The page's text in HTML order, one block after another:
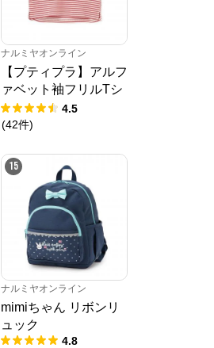
ナルミヤオンライン
【プティプラ】アルフ
ァベット袖フリルTシ
ャツ
4.5
(42件)
15
ナルミヤオンライン
mimiちゃん リボンリ
ュック
4.8